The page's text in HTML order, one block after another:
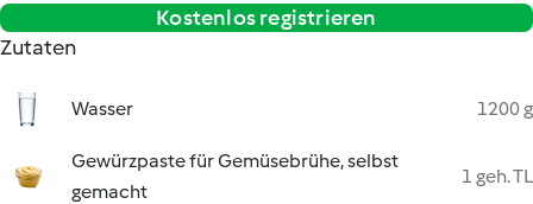
Kostenlos registrieren
Zutaten
Wasser 1200 g
Gewürzpaste für Gemüsebrühe, selbst
gemacht
1 geh. TL